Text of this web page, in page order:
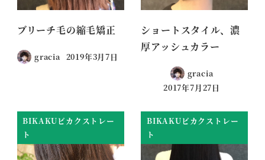
ブリーチ毛の縮毛矯正
gracia 2019年3月7日
ショートスタイル、濃
厚アッシュカラー
gracia
2017年7月27日
BIKAKUビカクストレー
ト
BIKAKUビカクストレー
ト